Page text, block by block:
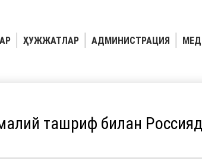
ҲУЖЖАТЛАР АДМИНИСТРАЦИЯ
ташриф билан